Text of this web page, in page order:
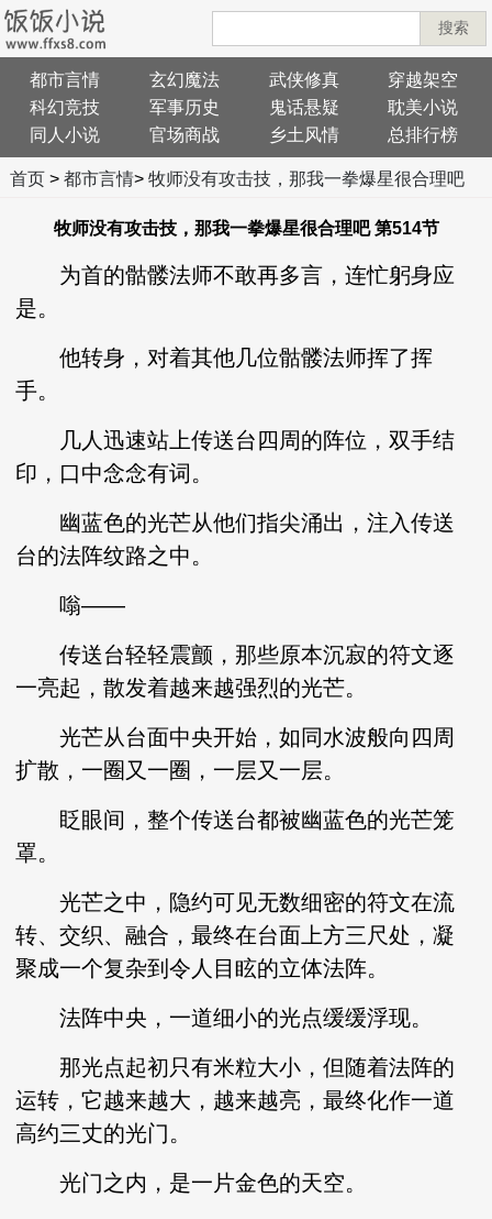
搜索
都市言情 玄幻魔法 武侠修真
穿越架空
科幻竞技
军事历史 鬼话悬疑
耽美小说
同人小说
官场商战 乡土风情 总排行榜
首页> 都市言情> 牧师没有攻击技，那我一拳爆星很合理吧
牧师没有攻击技，那我一拳爆星很合理吧 第514节
为首的骷髅法师不敢再多言，连忙躬身应
是。
他转身，对着其他几位骷髅法师挥了挥
手。
几人迅速站上传送台四周的阵位，双手结
印，口中念念有词。
幽蓝色的光芒从他们指尖涌出，注入传送
台的法阵纹路之中。
嗡——
传送台轻轻震颤，那些原本沉寂的符文逐
一亮起，散发着越来越强烈的光芒。
光芒从台面中央开始，如同水波般向四周
扩散，一圈又一圈，一层又一层。
眨眼间，整个传送台都被幽蓝色的光芒笼
罩。
光芒之中，隐约可见无数细密的符文在流
转、交织、融合，最终在台面上方三尺处，凝
聚成一个复杂到令人目眩的立体法阵。
法阵中央，一道细小的光点缓缓浮现。
那光点起初只有米粒大小，但随着法阵的
运转，它越来越大，越来越亮，最终化作一道
高约三丈的光门。
光门之内，是一片金色的天空。